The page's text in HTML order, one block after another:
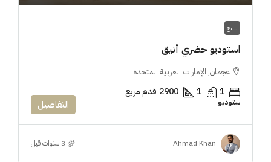
للبيع
استوديو حضري أنيق
عجمان, الإمارات العربية المتحدة
1
1
2900 قدم مربع
ستوديو التفاصيل
Ahmad Khan